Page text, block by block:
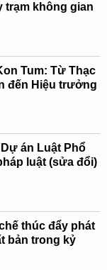
trạm không gian
Tum: Từ Thạc
đến Hiệu trưởng
án Luật Phổ
luật (sửa đổi)
thúc đẩy phát
bản trong kỷ